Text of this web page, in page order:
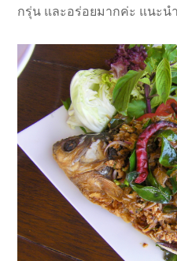
กรุ่น และอร่อยมากค่ะ แนะน